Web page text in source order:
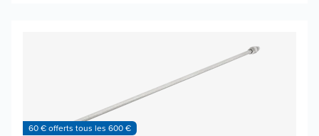
60 € offerts tous les 600 €